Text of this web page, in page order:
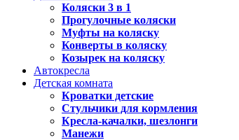
Коляски 3 в 1
Прогулочные коляски
Муфты на коляску
Конверты в коляску
Козырек на коляску
Автокресла
Детская комната
Кроватки детские
Стульчики для кормления
Кресла-качалки, шезлонги
Манежи